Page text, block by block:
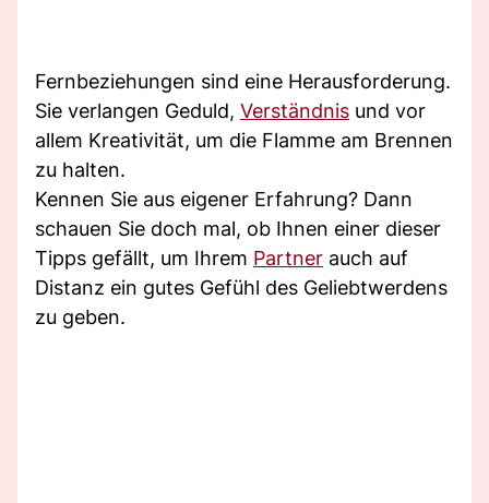
Fernbeziehungen sind eine Herausforderung.
Sie verlangen Geduld, Verständnis und vor
allem Kreativität, um die Flamme am Brennen
zu halten.
Kennen Sie aus eigener Erfahrung? Dann
schauen Sie doch mal, ob Ihnen einer dieser
Tipps gefällt, um Ihrem Partner auch auf
Distanz ein gutes Gefühl des Geliebtwerdens
zu geben.